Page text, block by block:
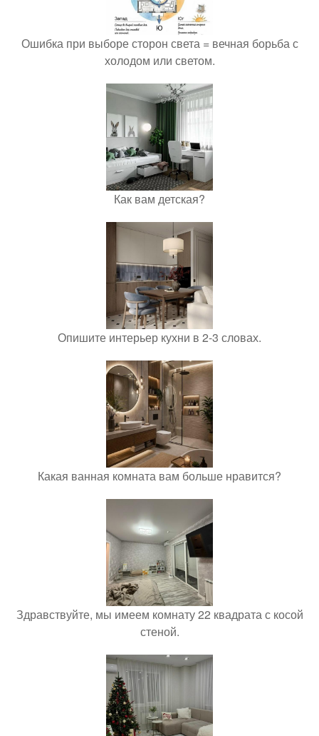
Ошибка при выборе сторон света = вечная борьба с
холодом или светом.
Как вам детская?
Опишите интерьер кухни в 2-3 словах.
Какая ванная комната вам больше нравится?
Здравствуйте, мы имеем комнату 22 квадрата с косой
стеной.